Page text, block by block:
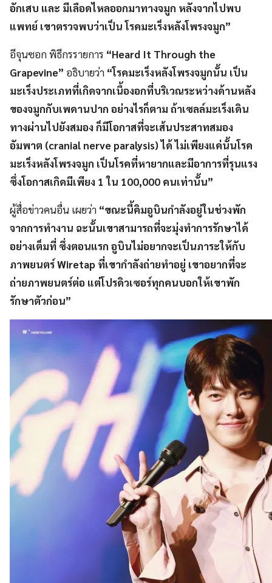
อักเสบ และ มีเลือดไหลออกมาทางจมูก หลังจากไปพบ
แพทย์ เขาตรวจพบว่าเป็น โรคมะเร็งหลังโพรงจมูก”
อีจุนซอก พิธีกรรายการ “Heard It Through the
Grapevine” อธิบายว่า “โรคมะเร็งหลังโพรงจมูกนั้น เป็น
มะเร็งประเภทที่เกิดจากเนื้องอกที่บริเวณระหว่างด้านหลัง
ของจมูกกับเพดานปาก อย่างไรก็ตาม ถ้าเซลล์มะเร็งเดิน
ทางผ่านไปยังสมอง ก็มีโอกาสที่จะเส้นประสาทสมอง
อัมพาต (cranial nerve paralysis) ได้ ไม่เพียงแค่นั้นโรค
มะเร็งหลังโพรงจมูก เป็นโรคที่หายากและมีอาการที่รุนแรง
ซึ่งโอกาสเกิดมีเพียง 1 ใน 100,000 คนเท่านั้น”
ผู้สื่อข่าวคนอื่น เผยว่า “ขณะนี้คิมอูบินกำลังอยู่ในช่วงพัก
จากการทำงาน ฉะนั้นเขาสามารถที่จะมุ่งทำการรักษาได้
อย่างเต็มที่ ซึ่งตอนแรก อูบินไม่อยากจะเป็นภาระให้กับ
ภาพยนตร์ Wiretap ที่เขากำลังถ่ายทำอยู่ เขาอยากที่จะ
ถ่ายภาพยนตร์ต่อ แต่โปรดิวเซอร์ทุกคนบอกให้เขาพัก
รักษาตัวก่อน”